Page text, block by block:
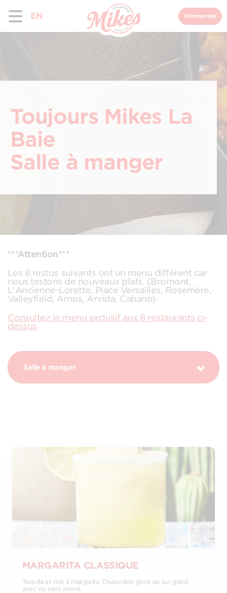
EN Commandez
Toujours Mikes La
Baie
Salle à manger
***Attention***
Les 8 restos suivants ont un menu différent car
nous testons de nouveaux plats. (Bromont,
L'Ancienne-Lorette, Place Versailles, Rosemère,
Valleyfield, Amos, Arvida, Cabano)
Consultez le menu exclusif aux 8 restaurants ci-
dessus
Salle à manger
MARGARITA CLASSIQUE
Tequila et mix à margarita. Disponible givré ou sur glace,
avec ou sans alcool.